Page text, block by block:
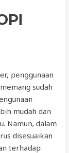
penggunaan
sudah
mudah dan
Namun, dalam
disesuaikan
terhadap